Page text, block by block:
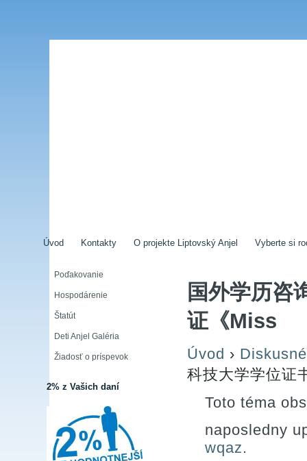
Úvod Kontakty O projekte Liptovský Anjel Vyberte si
Poďakovanie
Hospodárenie
Štatút
Deti Anjel Galéria
Žiadosť o príspevok
2% z Vašich daní
国外学历咨
证《Miss
Úvod ›
科技大学学位证
Toto téma
naposledny
wqaz.